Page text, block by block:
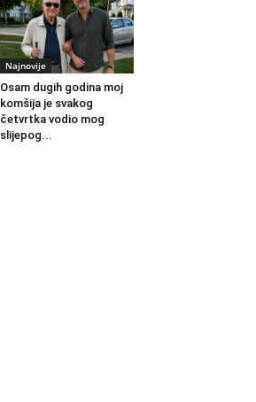
Najnovije
Osam dugih godina moj
komšija je svakog
četvrtka vodio mog
slijepog...